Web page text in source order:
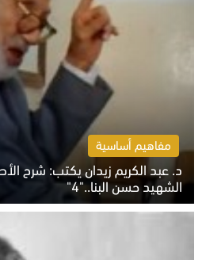
مفاهيم أساسية
د. عبد الكريم زيدان يكتب: شرح
الشهيد حسن البنا.."4"
الخميس 6 أغسطس 2026 10:27 ص